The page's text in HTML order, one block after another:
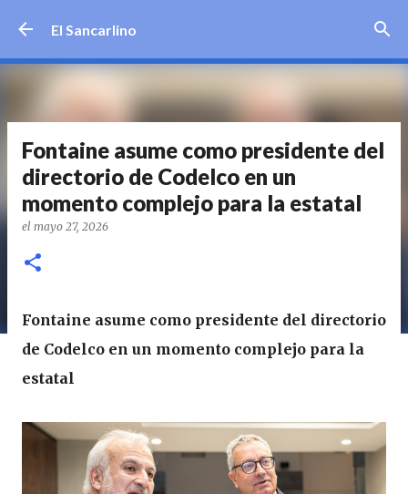
El Sancarlino
Fontaine asume como presidente del
directorio de Codelco en un
momento complejo para la estatal
el mayo 27, 2026
Fontaine asume como presidente del directorio
de Codelco en un momento complejo para la
estatal